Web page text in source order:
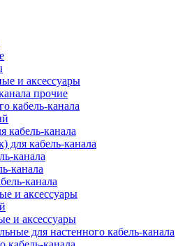
и аксессуары
прочие
кабель-канала
кабель-канала
для кабель-канала
канала
канала
канала
и аксессуары
и аксессуары
для настенного кабель-канала